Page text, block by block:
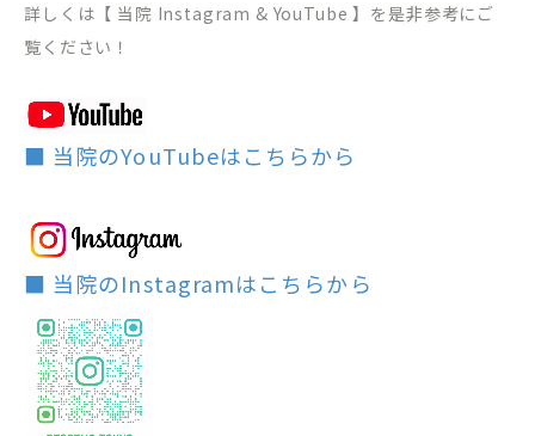
詳しくは【 当院 Instagram & YouTube 】を是非参考にご
覧ください！
■ 当院のYouTubeはこちらから
■ 当院のInstagramはこちらから